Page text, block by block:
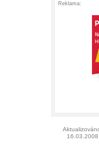
Reklama:
16.03.2008